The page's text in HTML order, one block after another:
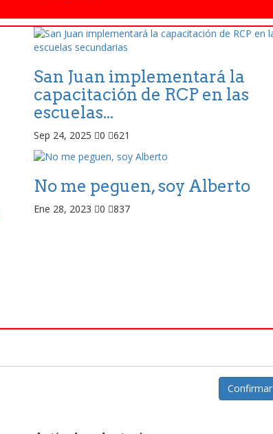
San Juan implementará la
capacitación de RCP en las
escuelas...
Sep 24, 2025 0 621
No me peguen, soy Alberto
Ene 28, 2023 0 837
Confirmar